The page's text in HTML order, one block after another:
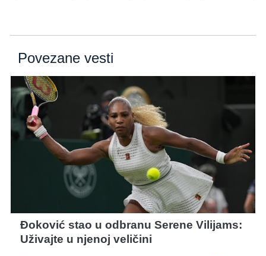
Povezane vesti
Đoković stao u odbranu Serene Vilijams:
Uživajte u njenoj veličini